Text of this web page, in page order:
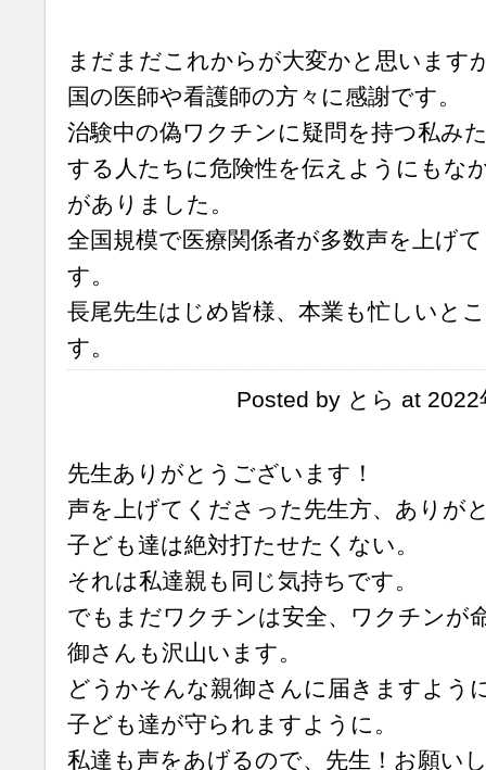
まだまだこれからが大変かと思います
国の医師や看護師の方々に感謝です。
治験中の偽ワクチンに疑問を持つ私み
する人たちに危険性を伝えようにもな
がありました。
全国規模で医療関係者が多数声を上げ
す。
長尾先生はじめ皆様、本業も忙しいと
す。
Posted by とら at
先生ありがとうございます！
声を上げてくださった先生方、ありが
子ども達は絶対打たせたくない。
それは私達親も同じ気持ちです。
でもまだワクチンは安全、ワクチンが
御さんも沢山います。
どうかそんな親御さんに届きますよう
子ども達が守られますように。
私達も声をあげるので、先生！お願い